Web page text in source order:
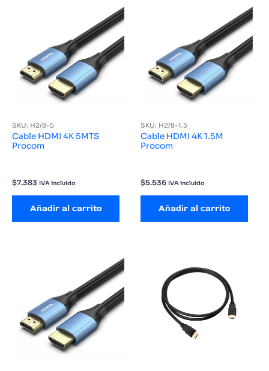
SKU: H2/8-5
Cable HDMI 4K 5MTS
Procom
$7.383 IVA incluido
Añadir al carrito
SKU: H2/8-1.5
Cable HDMI 4K 1.5M
Procom
$5.536 IVA incluido
Añadir al carrito